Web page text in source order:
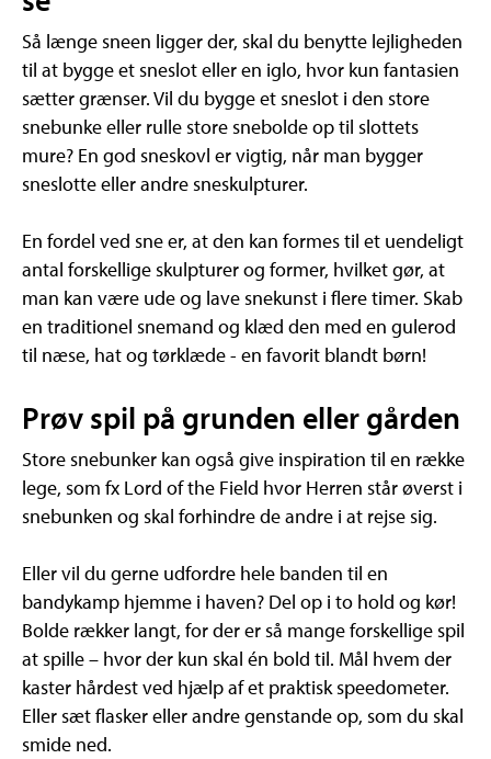
Så længe sneen ligger der, skal du benytte lejligheden
til at bygge et sneslot eller en iglo, hvor kun fantasien
sætter grænser. Vil du bygge et sneslot i den store
snebunke eller rulle store snebolde op til slottets
mure? En god sneskovl er vigtig, når man bygger
sneslotte eller andre sneskulpturer.
En fordel ved sne er, at den kan formes til et uendeligt
antal forskellige skulpturer og former, hvilket gør, at
man kan være ude og lave snekunst i flere timer. Skab
en traditionel snemand og klæd den med en gulerod
til næse, hat og tørklæde - en favorit blandt børn!
Prøv spil på grunden eller gården
Store snebunker kan også give inspiration til en række
lege, som fx Lord of the Field hvor Herren står øverst i
snebunken og skal forhindre de andre i at rejse sig.
Eller vil du gerne udfordre hele banden til en
bandykamp hjemme i haven? Del op i to hold og kør!
Bolde rækker langt, for der er så mange forskellige spil
at spille – hvor der kun skal én bold til. Mål hvem der
kaster hårdest ved hjælp af et praktisk speedometer.
Eller sæt flasker eller andre genstande op, som du skal
smide ned.